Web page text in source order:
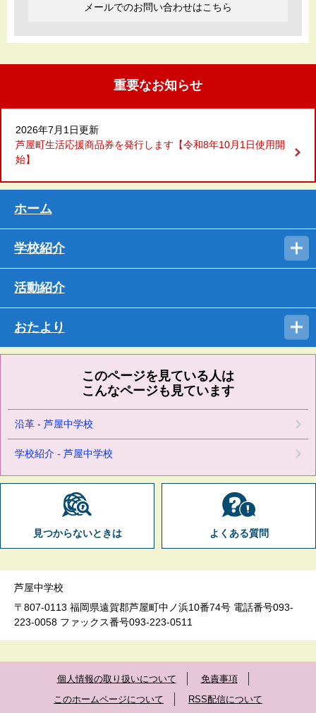
メールでのお問い合わせはこちら
重要なお知らせ
2026年7月1日更新
芦屋町生活応援商品券を発行します【令和8年10月1日使用開
始】
ホーム
学校紹介
活動紹介
おたより
このページを見ている人は
こんなページも見ています
沿革 - 芦屋中学校
学校紹介 - 芦屋中学校
見つからないときは よくある質問
芦屋中学校
〒807-0113 福岡県遠賀郡芦屋町中ノ浜10番74号 電話番号093-
223-0058 ファックス番号093-223-0511
個人情報の取り扱いについて
免責事項
このホームページについて
RSS配信について